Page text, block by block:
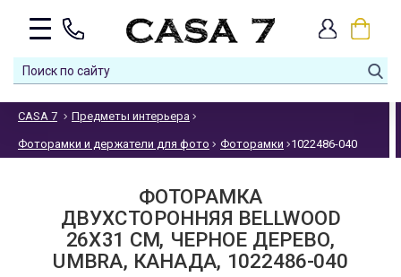
CASA 7 Предметы интерьера
Фоторамки и держатели для фото Фоторамки 1022486-040
ФОТОРАМКА
ДВУХСТОРОННЯЯ BELLWOOD
26Х31 СМ, ЧЕРНОЕ ДЕРЕВО,
UMBRA, КАНАДА, 1022486-040